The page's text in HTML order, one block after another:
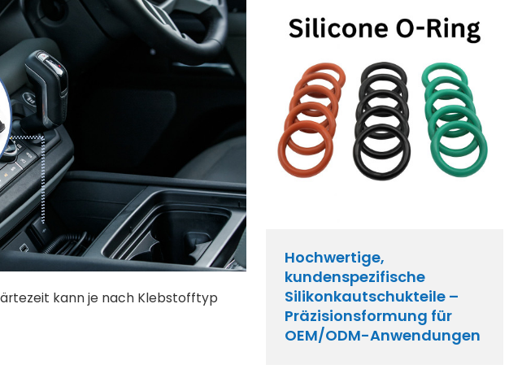
kann je nach Klebstofftyp
Hochwertige,
kundenspezifische
Silikonkautschukteile –
Präzisionsformung für
OEM/ODM-Anwendungen